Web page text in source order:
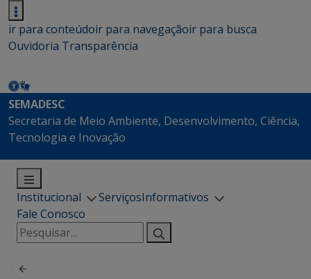
ir para conteúdoir para navegaçãoir para busca
Ouvidoria Transparência
SEMADESC
Secretaria de Meio Ambiente, Desenvolvimento, Ciência,
Tecnologia e Inovação
Institucional ServiçosInformativos
Fale Conosco
Pesquisar
por: